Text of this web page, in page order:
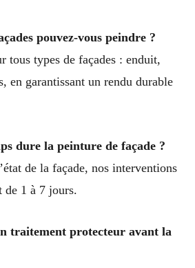
pouvez-vous peindre ?
tous types de façades : enduit,
en garantissant un rendu durable
dure la peinture de façade ?
de la façade, nos interventions
de 1 à 7 jours.
traitement protecteur avant la